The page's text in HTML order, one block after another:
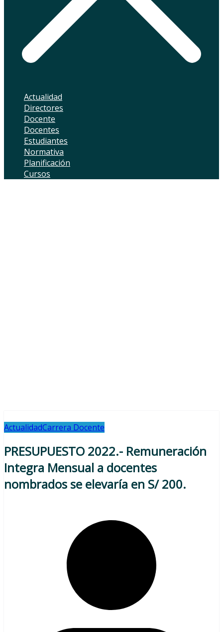
Actualidad
Directores
Docente
Docentes
Estudiantes
Normativa
Planificación
Cursos
ActualidadCarrera Docente
PRESUPUESTO 2022.- Remuneración
Integra Mensual a docentes
nombrados se elevaría en S/ 200.